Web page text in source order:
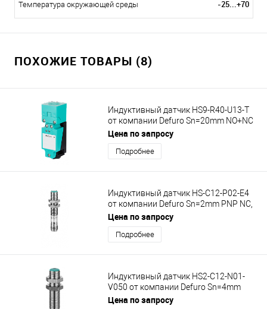
Температура окружающей среды -25...+70
ПОХОЖИЕ ТОВАРЫ (8)
Индуктивный датчик HS9-R40-U13-T
от компании Defuro Sn=20mm NO+NC
(2-х проводный)
Цена по запросу
Подробнее
Индуктивный датчик HS-C12-P02-E4
от компании Defuro Sn=2mm PNP NC,
M12x1
Цена по запросу
Подробнее
Индуктивный датчик HS2-C12-N01-
V050 от компании Defuro Sn=4mm
NPN NO, M12x1
Цена по запросу